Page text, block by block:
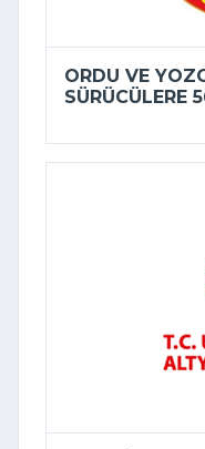
ORDU VE
SÜRÜCÜLERE